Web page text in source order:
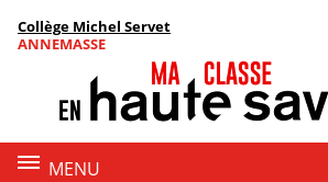
Menu de la rubrique
Contenu
Collège Michel Servet
ANNEMASSE
MENU